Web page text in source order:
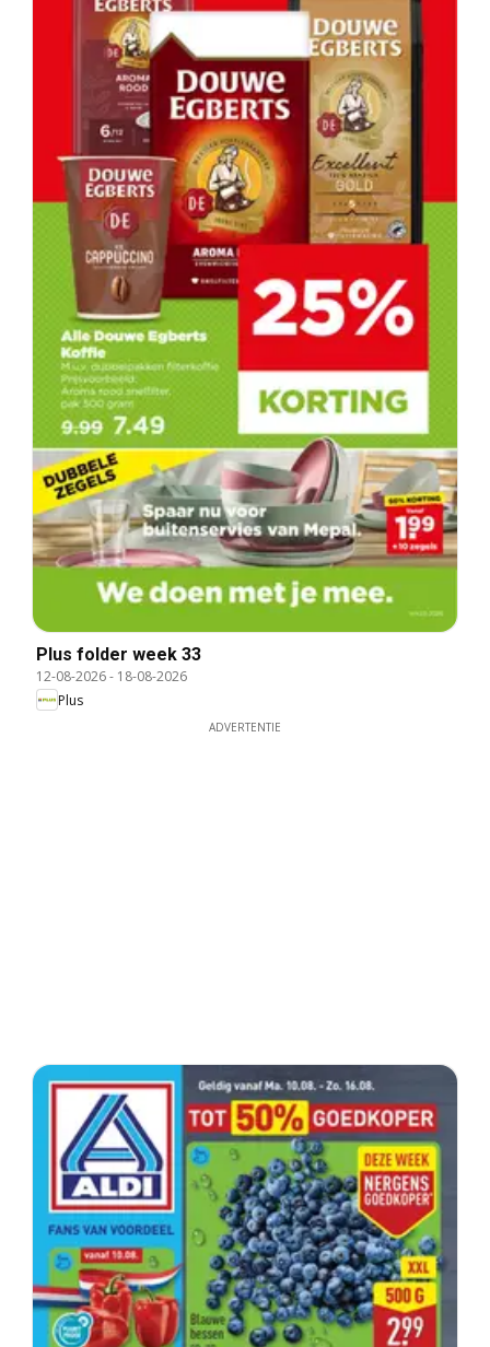
Plus folder week 33
12-08-2026- 18-08-2026
Plus
ADVERTENTIE